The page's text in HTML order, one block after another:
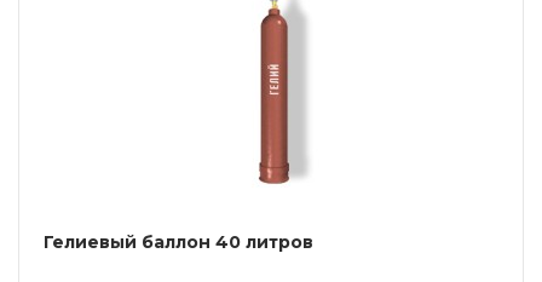
Гелиевый баллон 40 литров